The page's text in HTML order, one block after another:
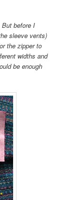
before I
sleeve vents)
the zipper to
widths and
be enough